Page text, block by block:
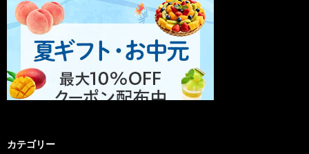
カテゴリー